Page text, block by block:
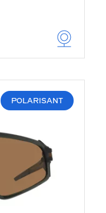
POLARISANT